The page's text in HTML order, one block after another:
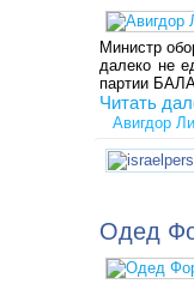
Министр
далеко не
партии
Читать
Авигдор
Одед